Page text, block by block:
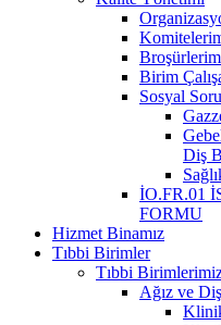
Birim
Sosyal
Diş
İO.FR.01
FORMU
Hizmet Binamız
Tıbbi Birimler
Tıbbi
Ağız ve